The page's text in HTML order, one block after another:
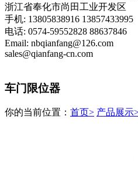
浙江省奉化市尚田工业开发区
手机: 13805838916 13857433995
电话: 0574-59552828 88637846
Email: nbqianfang@126.com
sales@qianfang-cn.com
车门限位器
你的当前位置： 首页> 产品展示